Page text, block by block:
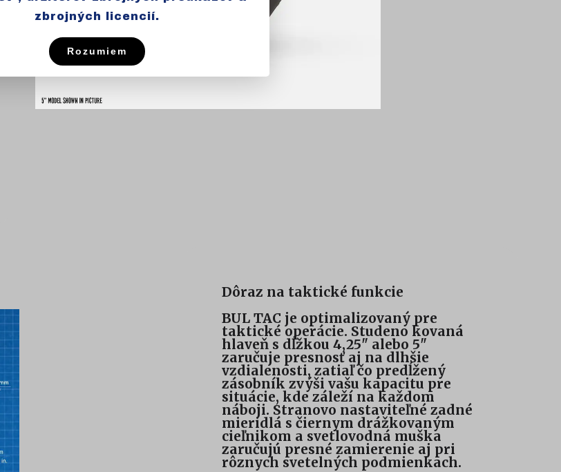
Dôraz na taktické funkcie
BUL TAC je optimalizovaný pre
taktické operácie. Studeno kovaná
hlaveň s dĺžkou 4,25" alebo 5"
zaručuje presnosť aj na dlhšie
vzdialenosti, zatiaľ čo predĺžený
zásobník zvýši vašu kapacitu pre
situácie, kde záleží na každom
náboji. Stranovo nastaviteľné zadné
mieridlá s čiernym drážkovaným
cieľnikom a svetlovodná muška
zaručujú presné zamierenie aj pri
rôznych svetelných podmienkach.
zbrojných licencií.
Rozumiem